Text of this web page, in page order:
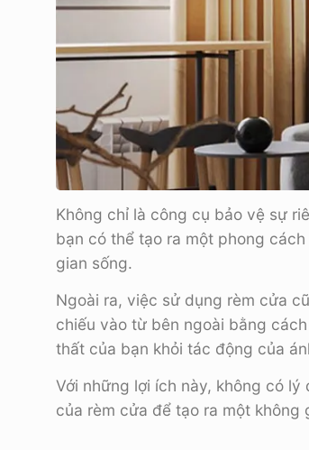
Không chỉ là công cụ bảo vệ sự
bạn có thể tạo ra một phong
gian sống.
Ngoài ra, việc sử dụng rèm cửa
chiếu vào từ bên ngoài bằng
thất của bạn khỏi tác động của
Với những lợi ích này, không có
của rèm cửa để tạo ra một